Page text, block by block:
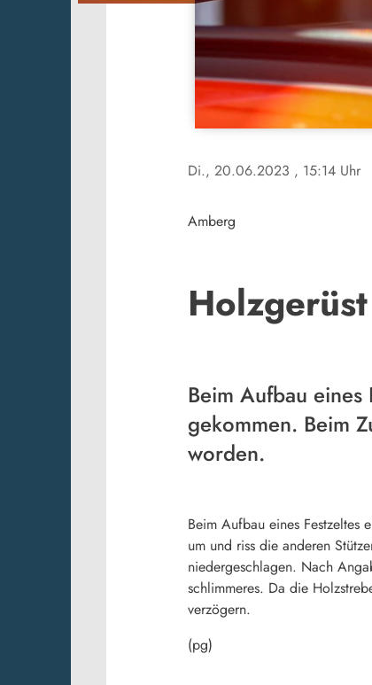
Di., 20.06.2023 , 15:14 Uhr
Amberg
Beim Aufbau
gekommen. Beim
worden.
Beim Aufbau eines
um und riss die anderen
niedergeschlagen. Nach
schlimmeres. Da die
verzögern.
(pg)